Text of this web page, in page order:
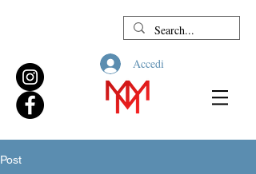
Accedi
Post